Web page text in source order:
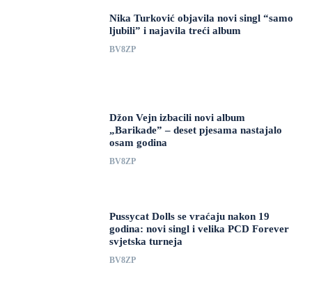
Nika Turković objavila novi singl “samo
ljubili” i najavila treći album
BV8ZP
Džon Vejn izbacili novi album
„Barikade” – deset pjesama nastajalo
osam godina
BV8ZP
Pussycat Dolls se vraćaju nakon 19
godina: novi singl i velika PCD Forever
svjetska turneja
BV8ZP